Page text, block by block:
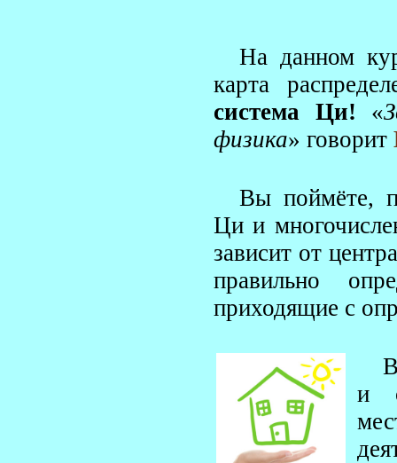
На данном
карта
система Ци! «
физика» говорит
Вы поймёте,
Ци и
зависит от
правильно
приходящие с
и